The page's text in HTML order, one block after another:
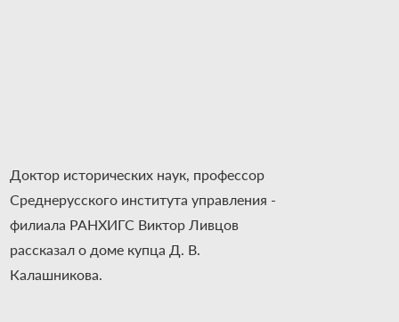
Доктор исторических наук, профессор
Среднерусского института управления -
филиала РАНХИГС Виктор Ливцов
рассказал о доме купца Д. В.
Калашникова.